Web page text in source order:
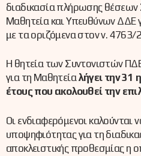
διαδικασία πλήρωσης θέσεων
Μαθητεία και Υπευθύνων ΔΔΕ
με τα οριζόμενα στον ν. 4763/
Η θητεία των Συντονιστών
για τη Μαθητείαλήγει την 31
έτους που ακολουθεί την
Οι ενδιαφερόμενοι καλούνται
υποψηφιότητας για τη
αποκλειστικής προθεσμίας η